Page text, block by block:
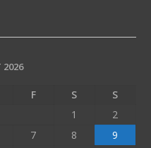
2026
F S
S
1
2
7 8 9